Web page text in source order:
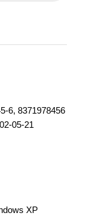
6, 8371978456
05-21
XP